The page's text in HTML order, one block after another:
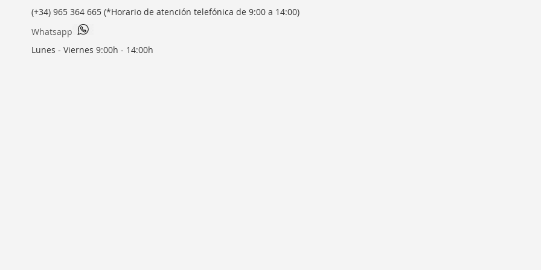
(+34) 965 364 665 (*Horario de atención telefónica de 9:00 a 14:00)
Whatsapp
Lunes - Viernes 9:00h - 14:00h